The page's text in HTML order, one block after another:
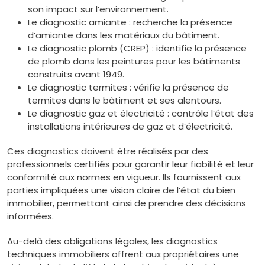
son impact sur l’environnement.
Le diagnostic amiante : recherche la présence
d’amiante dans les matériaux du bâtiment.
Le diagnostic plomb (CREP) : identifie la présence
de plomb dans les peintures pour les bâtiments
construits avant 1949.
Le diagnostic termites : vérifie la présence de
termites dans le bâtiment et ses alentours.
Le diagnostic gaz et électricité : contrôle l’état des
installations intérieures de gaz et d’électricité.
Ces diagnostics doivent être réalisés par des
professionnels certifiés pour garantir leur fiabilité et leur
conformité aux normes en vigueur. Ils fournissent aux
parties impliquées une vision claire de l’état du bien
immobilier, permettant ainsi de prendre des décisions
informées.
Au-delà des obligations légales, les diagnostics
techniques immobiliers offrent aux propriétaires une